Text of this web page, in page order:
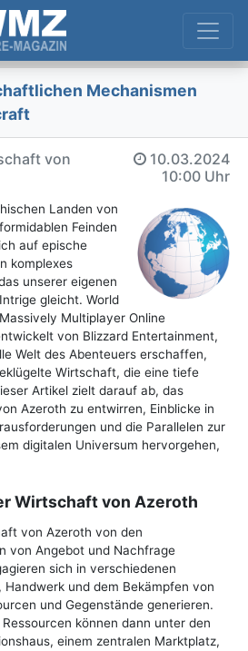
Mechanismen
von
10.03.2024
10:00 Uhr
Landen von
Feinden
auf epische
komplexes
unserer eigenen
gleicht. World
Multiplayer Online
von Blizzard Entertainment,
Welt des Abenteuers erschaffen,
Wirtschaft, die eine tiefe
Artikel zielt darauf ab, das
Azeroth zu entwirren, Einblicke in
und die Parallelen zur
digitalen Universum hervorgehen,
Wirtschaft von Azeroth
von Azeroth von den
von Angebot und Nachfrage
sich in verschiedenen
und dem Bekämpfen von
und Gegenstände generieren.
können dann unter den
einem zentralen Marktplatz,